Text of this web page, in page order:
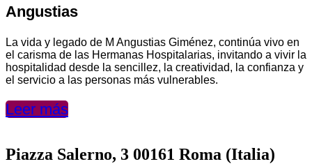
Angustias
La vida y legado de M Angustias Giménez, continúa vivo en
el carisma de las Hermanas Hospitalarias, invitando a vivir la
hospitalidad desde la sencillez, la creatividad, la confianza y
el servicio a las personas más vulnerables.
Leer más
Piazza Salerno, 3 00161 Roma (Italia)